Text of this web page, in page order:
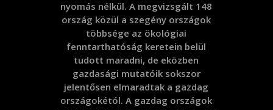
nyomás nélkül. A megvizsgált 148
ország közül a szegény országok
többsége az ökológiai
fenntarthatóság keretein belül
tudott maradni, de eközben
gazdasági mutatóik sokszor
jelentősen elmaradtak a gazdag
országokétól. A gazdag országok